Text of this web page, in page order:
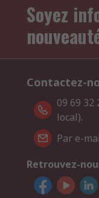
Soyez
Contactez-
09 69 32
local).
Par e-
Retrouvez-